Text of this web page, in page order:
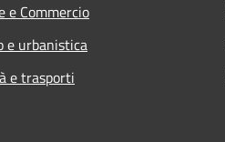
e Commercio
e urbanistica
e trasporti